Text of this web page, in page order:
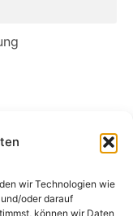
wir Technologien wie
oder darauf
können wir Daten
Lösung für
auf Kühlung